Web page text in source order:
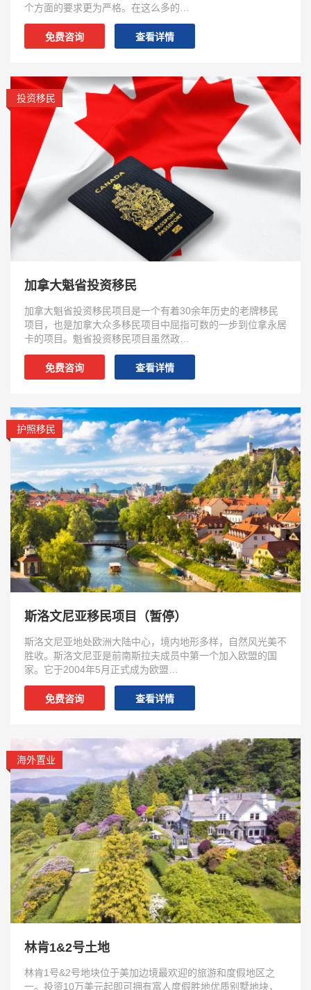
个方面的要求更为严格。在这么多的…
免费咨询 查看详情
投资移民
加拿大魁省投资移民
加拿大魁省投资移民项目是一个有着30余年历史的老牌移民
项目，也是加拿大众多移民项目中屈指可数的一步到位拿永居
卡的项目。魁省投资移民项目虽然政…
免费咨询 查看详情
护照移民
斯洛文尼亚移民项目（暂停）
斯洛文尼亚地处欧洲大陆中心，境内地形多样，自然风光美不
胜收。斯洛文尼亚是前南斯拉夫成员中第一个加入欧盟的国
家。它于2004年5月正式成为欧盟…
免费咨询 查看详情
海外置业
林肯1&2号土地
林肯1号&2号地块位于美加边境最欢迎的旅游和度假地区之
一。投资10万美元起即可拥有富人度假胜地优质别墅地块，